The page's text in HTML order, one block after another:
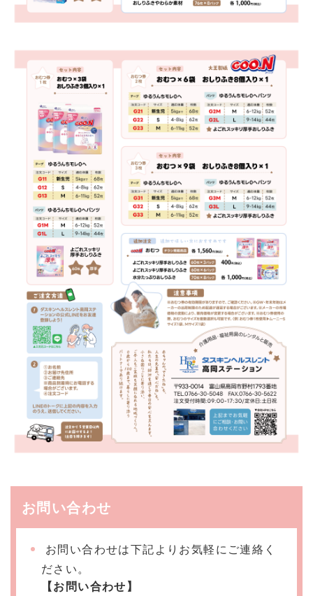
お問い合わせ
お問い合わせは下記よりお気軽にご連絡く
ださい。
【お問い合わせ】